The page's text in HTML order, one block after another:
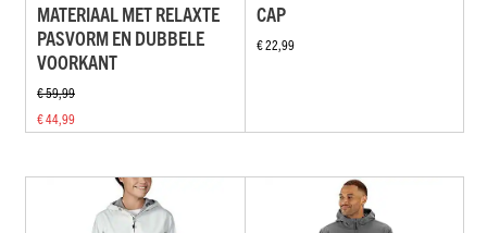
MATERIAAL MET RELAXTE
PASVORM EN DUBBELE
VOORKANT
€ 59,99
€ 44,99
CAP
€ 22,99